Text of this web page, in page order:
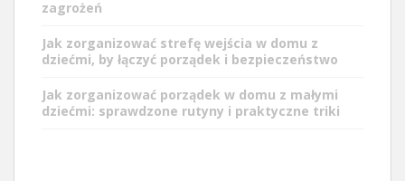
zagrożeń
Jak zorganizować strefę wejścia w domu z
dziećmi, by łączyć porządek i bezpieczeństwo
Jak zorganizować porządek w domu z małymi
dziećmi: sprawdzone rutyny i praktyczne triki